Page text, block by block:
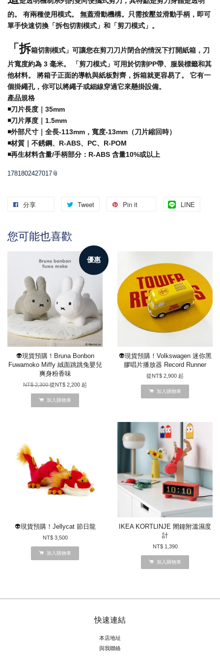
的。 有兩種使用模式。 無蓋滑動機構。只需按壓並滑動手柄，即可
單手快速切換「拆包切割模式」和「剪刀模式」。
「拆箱切割模式」可讓您在剪刀刀片閉合的情況下打開紙箱，刀
片寬度約為 3 毫米。 「剪刀模式」可用於切割PP帶、服裝標籤和其
他材料。 將箱子正面的導軌與紙板對齊，拆箱就更容易了。 它有一
個掛繩孔，你可以將繩子或細線穿過它來懸掛設備。
產品規格
◾️刀片長度｜35mm
◾️刀片厚度｜1.5mm
◾️外部尺寸｜全長-113mm，寬度-13mm（刀片縮回時）
◾️材質｜不銹鋼、R-ABS、PC、R-POM
◾️再生材料含量/手柄部分：R-ABS 含量10%或以上
1781802427017
分享 Tweet Pin it LINE
您可能也喜歡
優惠
👽現貨預購！Bruna Bonbon
Fuwamoko Miffy 絨面跳跳兔嬰兒
爽身粉香味
NT$ 2,300從NT$ 2,200 起
加入購物車
👽現貨預購！Volkswagen 迷你黑
膠唱片播放器 Record Runner
從NT$ 2,900 起
加入購物車
👽現貨預購！Jellycat 節日龍
NT$ 3,500
加入購物車
IKEA KORTLINJE 閙鐘附溫濕度
計
NT$ 1,390
加入購物車
快速連結
本店地址
與我聯絡